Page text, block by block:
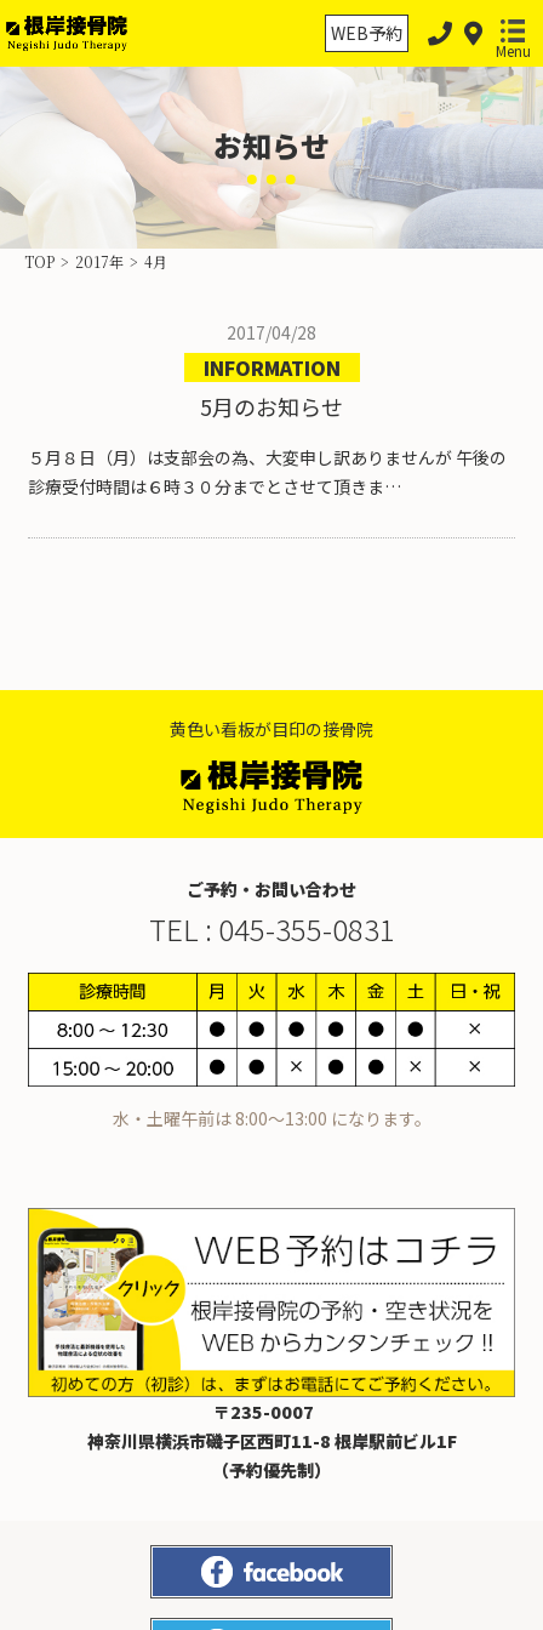
お知らせ
WEB予約
Menu
ホーム
保険診療
交通事故治療
スポーツ外傷・障害
物理療法の分類
当院案内
お知らせ
TOP > 2017年 > 4月
2017/04/28
INFORMATION
5月のお知らせ
５月８日（月）は支部会の為、大変申し訳ありませんが 午後の
診療受付時間は６時３０分までとさせて頂きま…
黄色い看板が目印の接骨院
ご予約・お問い合わせ
TEL : 045-355-0831
水・土曜午前は 8:00～13:00 になります。
〒235-0007
神奈川県横浜市磯子区西町11-8 根岸駅前ビル1F
（予約優先制）